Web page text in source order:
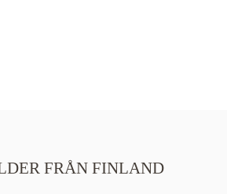
FRÅN FINLAND